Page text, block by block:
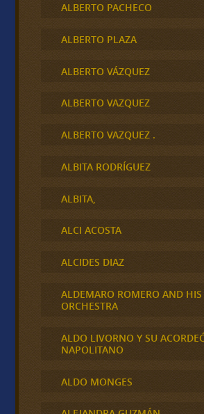
ALBERTO PACHECO
ALBERTO PLAZA
ALBERTO VÁZQUEZ
ALBERTO VAZQUEZ
ALBERTO VAZQUEZ .
ALBITA RODRÍGUEZ
ALBITA,
ALCI ACOSTA
ALCIDES DIAZ
ALDEMARO ROMERO AND
ORCHESTRA
ALDO LIVORNO Y SU
NAPOLITANO
ALDO MONGES